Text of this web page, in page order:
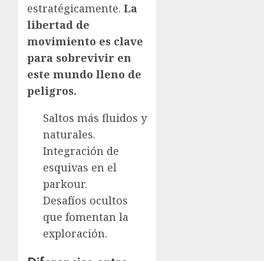
estratégicamente. La
libertad de
movimiento es clave
para sobrevivir en
este mundo lleno de
peligros.
Saltos más fluidos y
naturales.
Integración de
esquivas en el
parkour.
Desafíos ocultos
que fomentan la
exploración.